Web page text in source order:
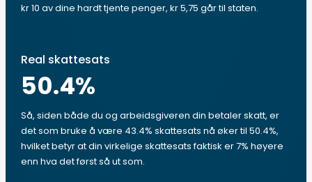
kr 10 av dine hardt tjente penger, kr 5,75 går til staten.
Real skattesats
50.4%
Så, siden både du og arbeidsgiveren din betaler skatt, er
det som bruke å være 43.4% skattesats nå øker til 50.4%,
hvilket betyr at din virkelige skattesats faktisk er 7% høyere
enn hva det først så ut som.